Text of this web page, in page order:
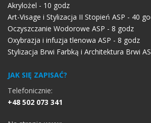
Akrylożel - 10 godz
Art-Visage i Stylizacja II Stopień ASP - 40
Oczyszczanie Wodorowe ASP - 8 godz
Oxybrazja i infuzja tlenowa ASP - 8 godz
Stylizacja Brwi Farbką i Architektura Brwi
JAK SIĘ ZAPISAĆ?
Telefonicznie:
+48 502 073 341